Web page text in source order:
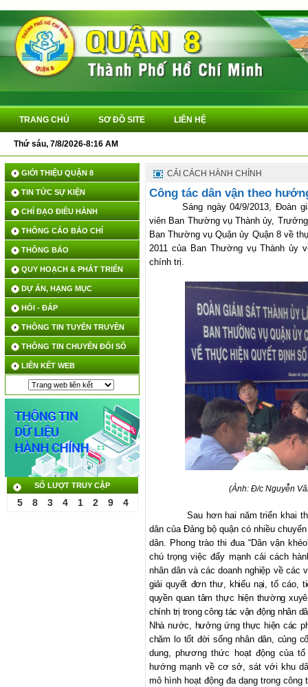
TRANG CHỦ SƠ ĐỒ SITE LIÊN HỆ
Thứ sáu, 7/8/2026-8:16 AM
GIỚI THIỆU QUẬN 8
TIN TỨC SỰ KIỆN
CHỈ ĐẠO ĐIỀU HÀNH
THÔNG CÁO BÁO CHÍ
THÔNG BÁO
QUY HOẠCH & PHÁT TRIỂN
DỰ ÁN, HẠNG MỤC
HỎI - ĐÁP
THÔNG TIN TUYÊN TRUYỀN
THÔNG TIN CHUYỂN ĐỔI SỐ
LIÊN KẾT WEB
SỐ LƯỢT TRUY CẬP
5 8 3 4 1 2 9 4
CẢI CÁCH HÀNH CHÍNH
Công tác dân vận theo
Sáng ngày 04/9/2013, Đoàn
viên Ban Thường vụ Thành ủy,
Ban Thường vụ Quận ủy Quận 8 về
2011 của Ban Thường vụ Thành ủy
chính trị.
(Ảnh: Đ/c Nguyễn
Sau hơn hai năm triển khai
dân của Đảng bộ quận có nhiều
dân. Phong trào thi đua “Dân vận
chú trọng việc đẩy mạnh cải cách
nhân dân và các doanh nghiệp về
giải quyết đơn thư, khiếu nại, tố cáo,
quyền quan tâm thực hiện thường
chính trị trong công tác vận động nhân
Nhà nước, hưởng ứng thực hiện các
chăm lo tốt đời sống nhân dân, củng
dung, phương thức hoạt động của
hướng mạnh về cơ sở, sát với khu
mô hình hoạt động đa dạng trong